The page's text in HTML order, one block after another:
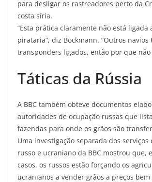
para desligar os rastreadores perto da
costa síria.
“Esta prática claramente não está ligada
pirataria”, diz Bockmann. “Outros navios
transponders ligados, então por que não
Táticas da Rússia
A BBC também obteve documentos
autoridades de ocupação russas que
fazendas para onde os grãos são
Uma investigação separada dos serviços
russo e ucraniano da BBC mostrou que,
casos, os russos estão forçando os
ucranianos a vender grãos a preços bem